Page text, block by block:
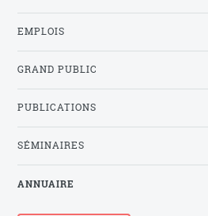
EMPLOIS
GRAND PUBLIC
PUBLICATIONS
SÉMINAIRES
ANNUAIRE